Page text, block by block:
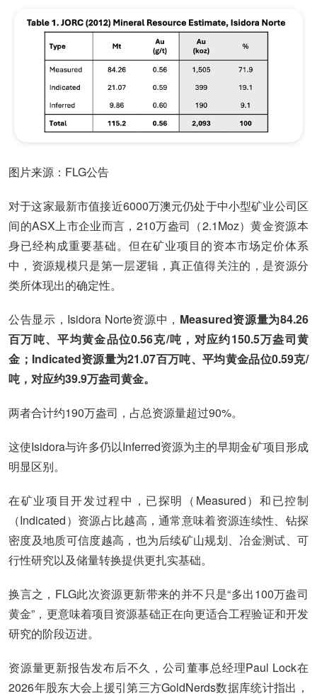
图片来源：FLG公告
对于这家最新市值接近6000万澳元仍处于中小型矿业公司区
间的ASX上市企业而言，210万盎司（2.1Moz）黄金资源本
身已经构成重要基础。但在矿业项目的资本市场定价体系
中，资源规模只是第一层逻辑，真正值得关注的，是资源分
类所体现出的确定性。
公告显示，Isidora Norte资源中， Measured资源量为84.26
百万吨、平均黄金品位0.56克/吨，对应约150.5万盎司黄
金；Indicated资源量为21.07百万吨、平均黄金品位0.59克/
吨，对应约39.9万盎司黄金。
两者合计约190万盎司，占总资源量超过90%。
这使Isidora与许多仍以Inferred资源为主的早期金矿项目形成
明显区别。
在矿业项目开发过程中，已探明（Measured）和已控制
（Indicated）资源占比越高，通常意味着资源连续性、钻探
密度及地质可信度越高，也为后续矿山规划、冶金测试、可
行性研究以及储量转换提供更扎实基础。
换言之，FLG此次资源更新带来的并不只是“多出100万盎司
黄金”，更意味着项目资源基础正在向更适合工程验证和开发
研究的阶段迈进。
资源量更新报告发布后不久，公司董事总经理Paul Lock在
2026年股东大会上援引第三方GoldNerds数据库统计指出，